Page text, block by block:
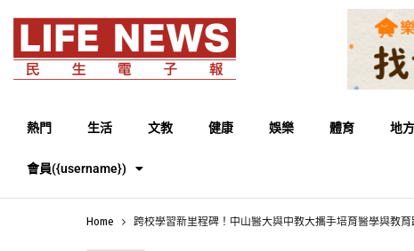
熱門 生活 文教 健康 娛樂 體育 地方
會員({username})
Home 跨校學習新里程碑！中山醫大與中教大攜手培育醫學與教